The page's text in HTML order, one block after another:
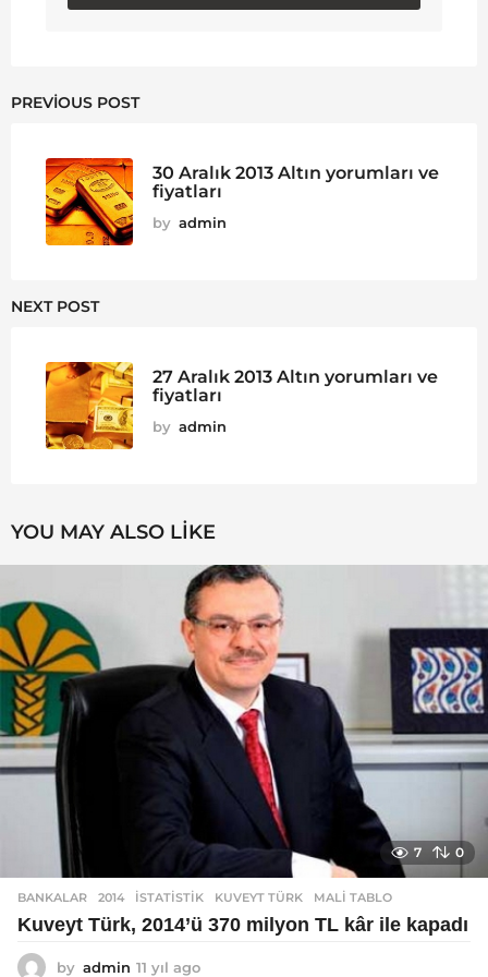
PREVIOUS POST
30 Aralık 2013 Altın yorumları ve
fiyatları
by admin
NEXT POST
27 Aralık 2013 Altın yorumları ve
fiyatları
by admin
YOU MAY ALSO LIKE
7 0
BANKALAR 2014 ,ISTATISTIK ,KUVEYT TÜRK ,MALI TABLO
Kuveyt Türk, 2014’ü 370 milyon TL kâr ile kapadı
by admin 11 yıl ago